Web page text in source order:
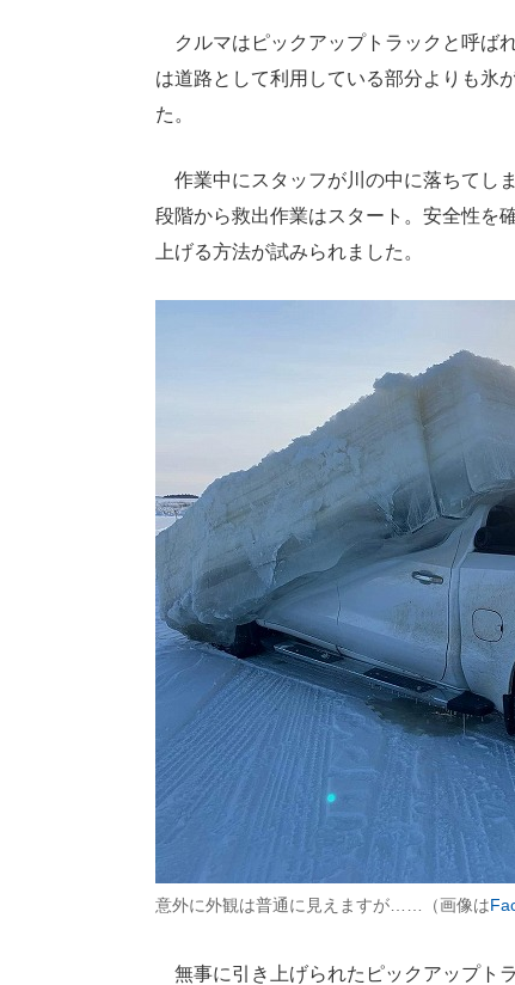
クルマはピックアップトラックと呼ば
は道路として利用している部分よりも氷
た。
作業中にスタッフが川の中に落ちてし
段階から救出作業はスタート。安全性を
上げる方法が試みられました。
意外に外観は普通に見えますが……（画像は
無事に引き上げられたピックアップト